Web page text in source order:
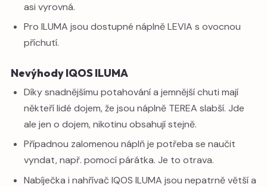
asi vyrovná.
Pro ILUMA jsou dostupné náplně LEVIA s ovocnou
příchutí.
Nevýhody IQOS ILUMA
Díky snadnějšímu potahování a jemnější chuti mají
někteří lidé dojem, že jsou náplně TEREA slabší. Jde
ale jen o dojem, nikotinu obsahují stejně.
Případnou zalomenou náplň je potřeba se naučit
vyndat, např. pomocí párátka. Je to otrava.
Nabíječka i nahřívač IQOS ILUMA jsou nepatrně větší a